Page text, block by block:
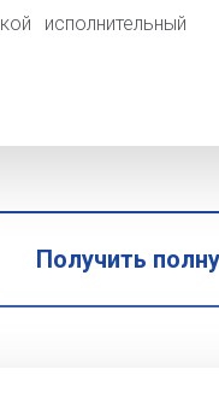
исполнительный
Получить